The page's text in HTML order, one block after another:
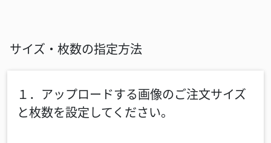
サイズ・枚数の指定方法
１．アップロードする画像のご注文サイズ
と枚数を設定してください。